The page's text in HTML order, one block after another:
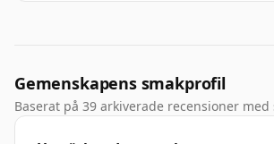
Gemenskapens smakprofil
Baserat på 39 arkiverade recensioner